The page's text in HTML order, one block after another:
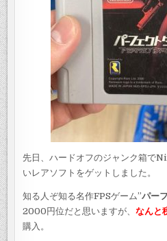
先日、ハードオフのジャンク箱で
いレアソフトをゲットしました。
知る人ぞ知る名作FPSゲーム”パー
2000円位だと思いますが、なんと
購入。